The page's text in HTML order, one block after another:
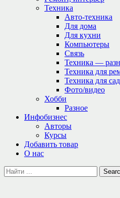
Техника
Авто-техника
Для дома
Для кухни
Компьютеры
Связь
Техника —
Техника для
Техника для
Фото/видео
Хобби
Разное
Инфобизнес
Авторы
Курсы
Добавить товар
О нас